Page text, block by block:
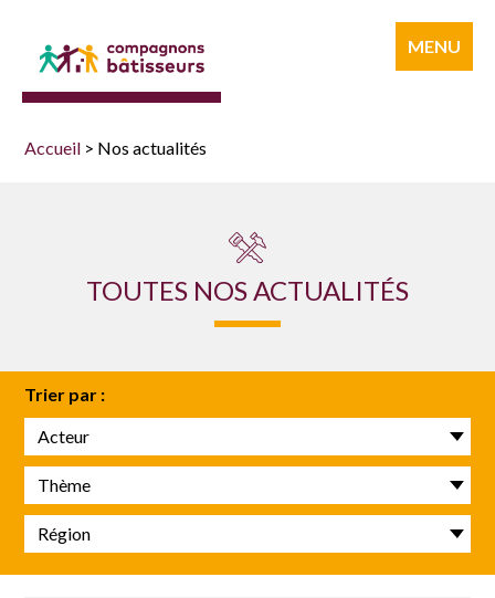
MENU
bâtisseurs
Accueil > Nos actualités
TOUTES NOS ACTUALITÉS
Trier par :
Acteur
Thème
Région